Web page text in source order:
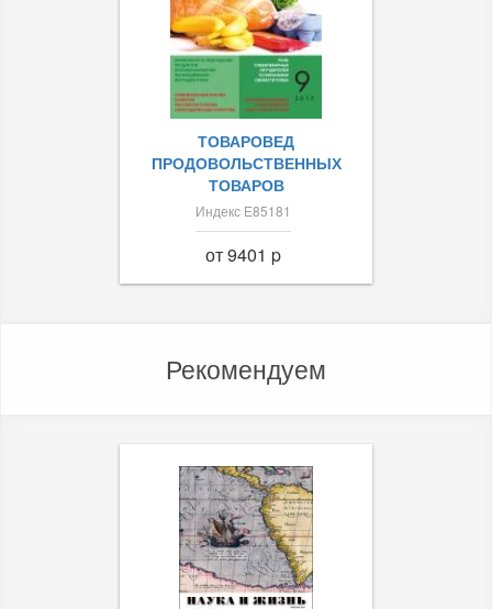
ТОВАРОВЕД
ПРОДОВОЛЬСТВЕННЫХ
ТОВАРОВ
Индекс Е85181
от 9401 p
Рекомендуем